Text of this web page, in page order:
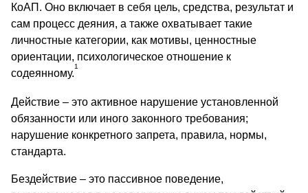
КоАП. Оно включает в себя цель, средства, результат и
сам процесс деяния, а также охватывает такие
личностные категории, как мотивы, ценностные
ориентации, психологическое отношение к
содеянному.
1
Действие – это активное нарушение установленной
обязанности или иного законного требования;
нарушение конкретного запрета, правила, нормы,
стандарта.
Бездействие – это пассивное поведение,